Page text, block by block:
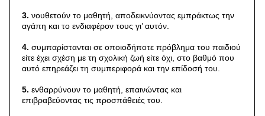
3. νουθετούν το μαθητή, αποδεικνύοντας εμπράκτως την
αγάπη και το ενδιαφέρον τους γι’ αυτόν.
4. συμπαρίστανται σε οποιοδήποτε πρόβλημα του παιδιού
είτε έχει σχέση με τη σχολική ζωή είτε όχι, στο βαθμό που
αυτό επηρεάζει τη συμπεριφορά και την επίδοσή του.
5. ενθαρρύνουν το μαθητή, επαινώντας και
επιβραβεύοντας τις προσπάθειές του.